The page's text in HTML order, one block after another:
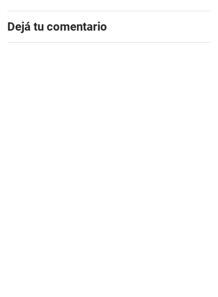
Dejá tu comentario